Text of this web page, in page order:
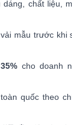
chất liệu,
mẫu trước khi
35% cho doanh
quốc theo